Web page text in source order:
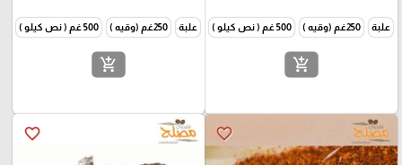
علبة 250غم (وقيه ) 500 غم ( نص كيلو ) 1000غم (كيلو )
add_shopping_cart
علبة 250غم (وقيه ) 500 غم ( نص كيلو )
add_shopping_cart
favorite_border
favorite_border